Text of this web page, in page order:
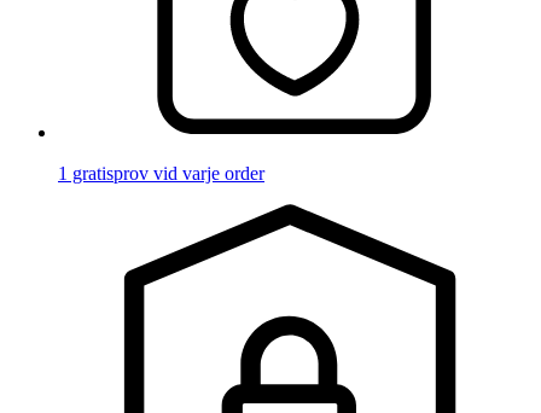
1 gratisprov vid varje order